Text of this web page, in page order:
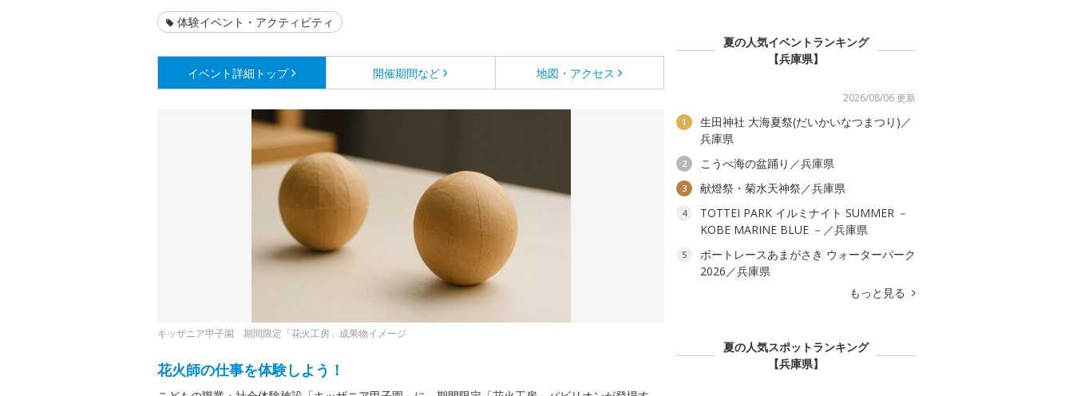
体験イベント・アクティビティ
イベント詳細 トップ 開催期間など 地図・アクセス
キッザニア甲子園 期間限定「花火工房」成果物イメージ
花火師の仕事を体験しよう！
夏の人気イベントランキング
【兵庫県】
2026/08/06 更新
1
生田神社 大海夏祭(だいかいなつまつり)／
兵庫県
2 こうべ海の盆踊り／兵庫県
3 献燈祭・菊水天神祭／兵庫県
4
TOTTEI PARK イルミナイト SUMMER －
KOBE MARINE BLUE －／兵庫県
5
ボートレースあまがさき ウォーターパーク
2026／兵庫県
もっと見る
夏の人気スポットランキング
【兵庫県】